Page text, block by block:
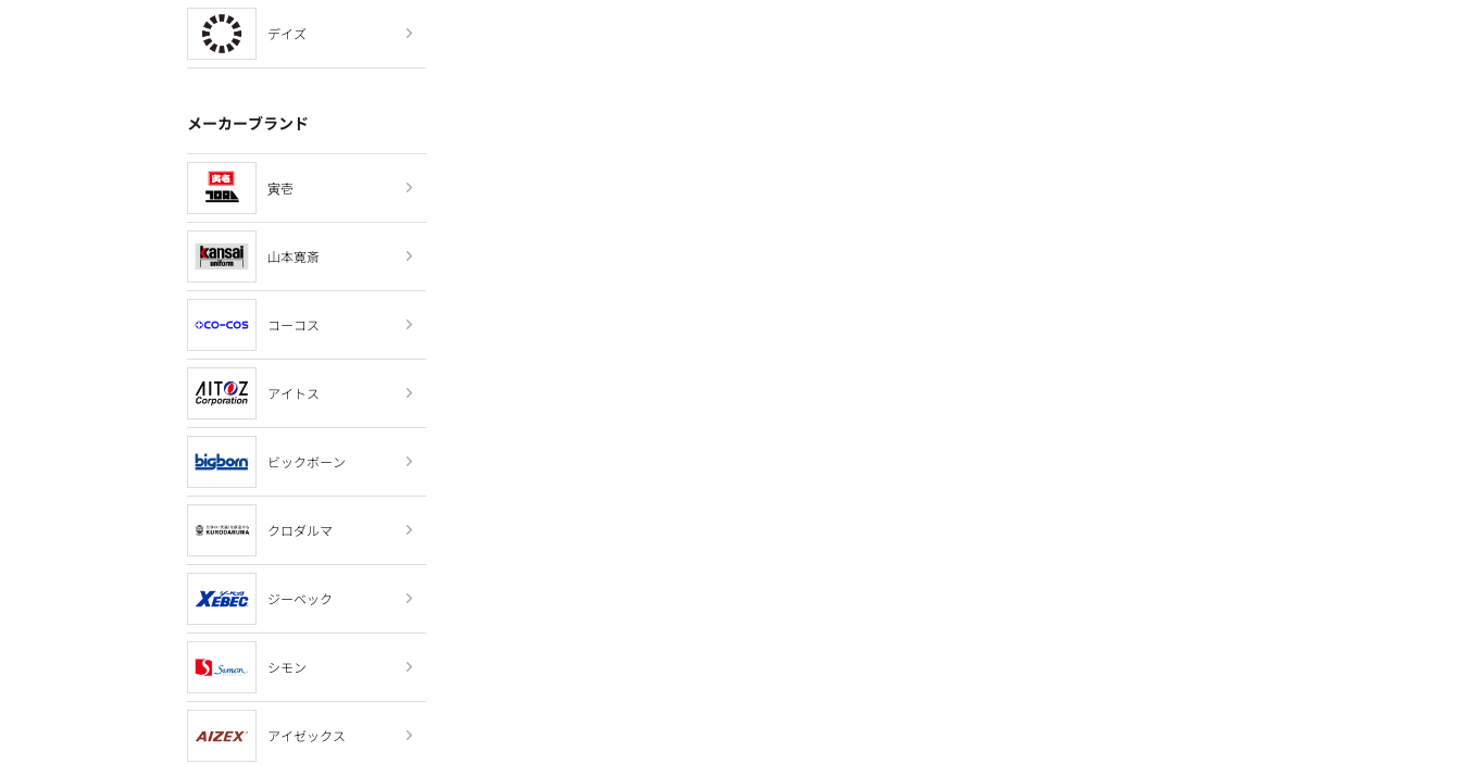
デイズ
メーカーブランド
寅壱
山本寛斎
コーコス
アイトス
ビックボーン
クロダルマ
ジーベック
シモン
アイゼックス